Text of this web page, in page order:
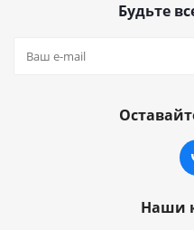
Будьте
Наши